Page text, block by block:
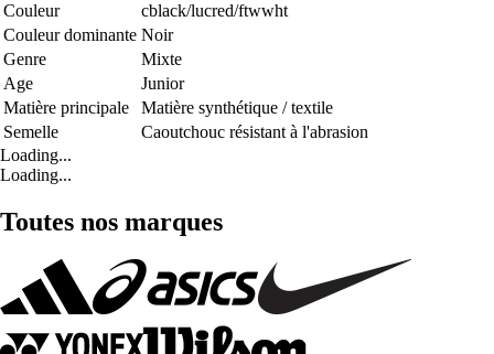
Couleur
cblack/lucred/ftwwht
Couleur dominante Noir
Genre
Mixte
Age
Junior
Matière principale
Matière synthétique / textile
Semelle
Caoutchouc résistant à l'abrasion
Loading...
Loading...
Toutes nos marques